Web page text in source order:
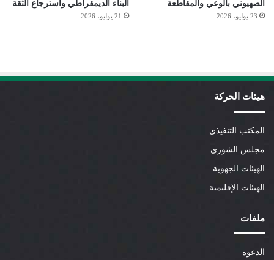
الصهيوني بالوعي والمقاطعة
23 يوليو، 2026
البناء الديمقراطي واسترجاع الثقة
21 يوليو، 2026
هيئات الحركة
المكتب التنفيذي
مجلس الشورى
الهيئات الجهوية
الهيئات الإقليمية
ملفات
الدعوة